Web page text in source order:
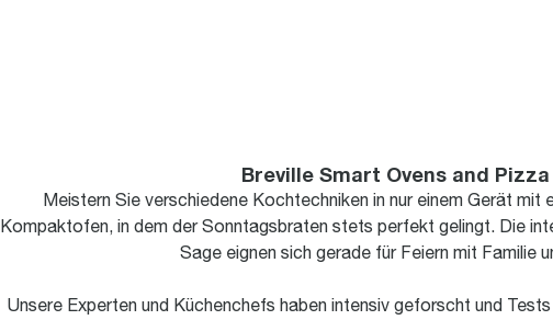
Breville Smart Ovens and
Meistern Sie verschiedene Kochtechniken in nur einem Gerät
Kompaktofen, in dem der Sonntagsbraten stets perfekt gelingt. Die
Sage eignen sich gerade für Feiern mit Familie
Unsere Experten und Küchenchefs haben intensiv geforscht und